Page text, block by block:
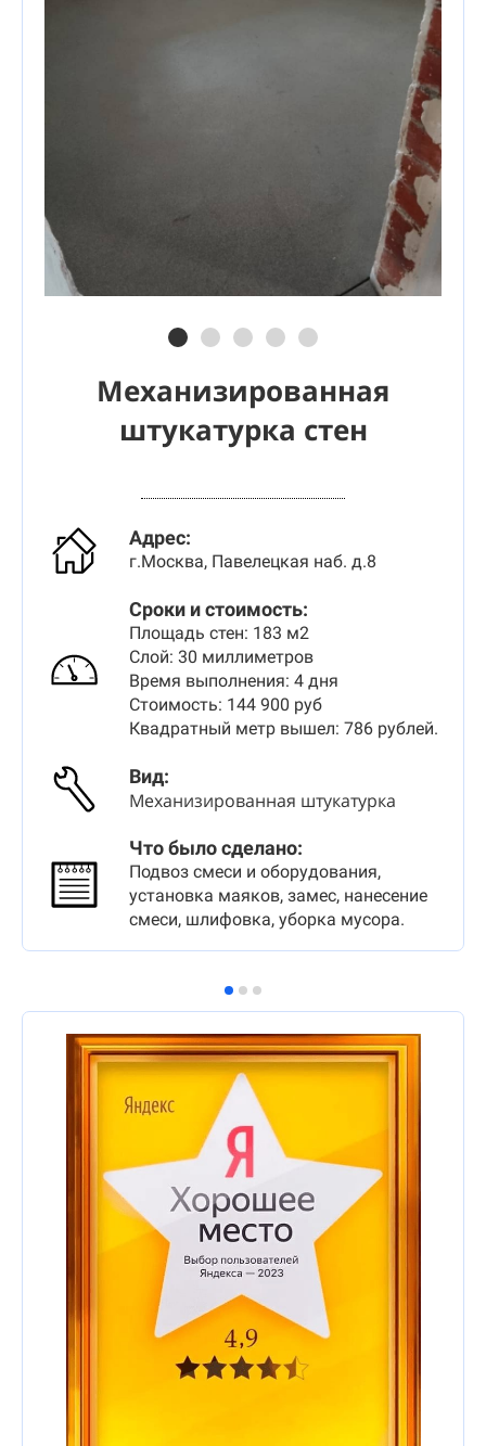
Механизированная
штукатурка стен
Адрес:
г.Москва, Павелецкая наб. д.8
Сроки и стоимость:
Площадь стен: 183 м2
Слой: 30 миллиметров
Время выполнения: 4 дня
Стоимость: 144 900 руб
Квадратный метр вышел: 786 рублей.
Вид:
Механизированная штукатурка
Что было сделано:
Подвоз смеси и оборудования,
установка маяков, замес, нанесение
смеси, шлифовка, уборка мусора.